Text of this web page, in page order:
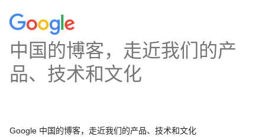
中国的博客，走近我们的产
品、技术和文化
Google 中国的博客，走近我们的产品、技术和文化